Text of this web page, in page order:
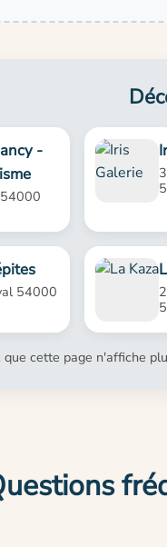
-
54000
que cette page n'affiche